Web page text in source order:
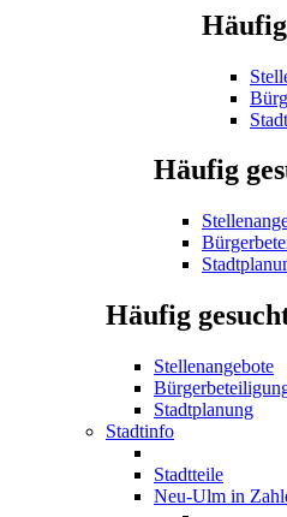
Häufig
Häufig
Stellenangebote
Stadtplanung
Stadtinfo
Stadtteile
Neu-Ulm in